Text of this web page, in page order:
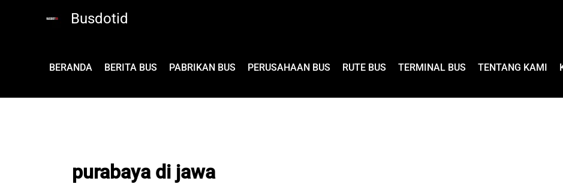
Busdotid
BERANDA BERITA BUS PABRIKAN BUS PERUSAHAAN BUS RUTE BUS TERMINAL BUS TENTANG KAMI
purabaya di jawa